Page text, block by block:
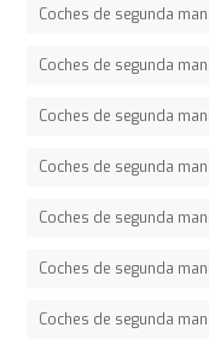
Coches de segunda
Coches de segunda
Coches de segunda
Coches de segunda
Coches de segunda
Coches de segunda
Coches de segunda